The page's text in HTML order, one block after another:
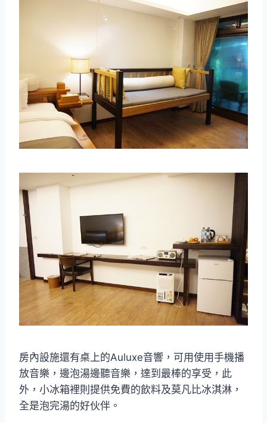
房內設施還有桌上的Auluxe音響，可用使用手機播
放音樂，邊泡湯邊聽音樂，達到最棒的享受，此
外，小冰箱裡則提供免費的飲料及莫凡比冰淇淋，
全是泡完湯的好伙伴。